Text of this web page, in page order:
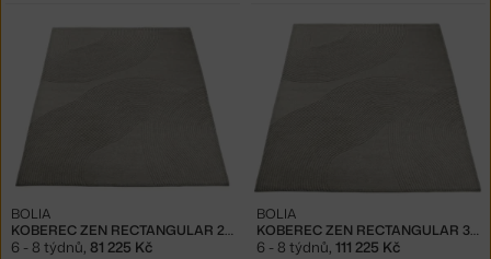
KOBEREC ZEN RECTANGULAR 250X350, LIGHT GREY
BOLIA
6 - 8 týdnů, 81 225 Kč
KOBEREC ZEN RECTANGULAR 300X400, LIGHT GREY
BOLIA
6 - 8 týdnů, 111 225 Kč